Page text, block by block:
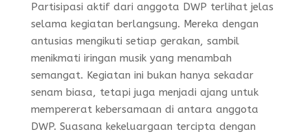
Partisipasi aktif dari anggota DWP terlihat jelas
selama kegiatan berlangsung. Mereka dengan
antusias mengikuti setiap gerakan, sambil
menikmati iringan musik yang menambah
semangat. Kegiatan ini bukan hanya sekadar
senam biasa, tetapi juga menjadi ajang untuk
mempererat kebersamaan di antara anggota
DWP. Suasana kekeluargaan tercipta dengan